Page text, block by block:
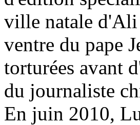
ville natale d'Ali
ventre du pape
torturées avant
du journaliste
En juin 2010,